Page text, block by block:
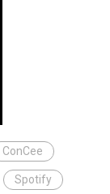
ConCee
Spotify